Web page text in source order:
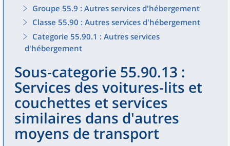
Groupe 55.9 : Autres services d'hébergement
Classe 55.90 : Autres services d'hébergement
Categorie 55.90.1 : Autres services
d'hébergement
Sous-categorie 55.90.13 :
Services des voitures-lits et
couchettes et services
similaires dans d'autres
moyens de transport